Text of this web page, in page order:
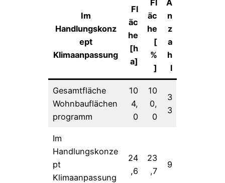
Im
Handlungskonz
ept
Klimaanpassung
Fl
äc
he
[h
a]
Fl
äc
he
[
%
]
A
n
z
a
h
l
Gesamtfläche
Wohnbauflächen
programm
10
4,
0
10
0,
0
3
3
Im
Handlungskonze
pt
Klimaanpassung
24
,6
23
,7
9